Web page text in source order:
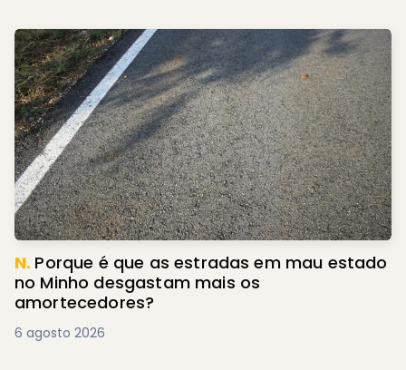
N. Porque é que as estradas em mau estado
no Minho desgastam mais os
amortecedores?
6 agosto 2026